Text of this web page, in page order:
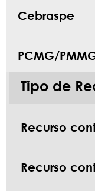
Cebraspe
PCMG/
Tipo de
Recurso
Recurso